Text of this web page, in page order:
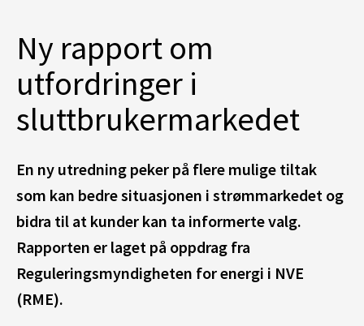
Ny rapport om
utfordringer i
sluttbrukermarkedet
En ny utredning peker på flere mulige tiltak
som kan bedre situasjonen i strømmarkedet og
bidra til at kunder kan ta informerte valg.
Rapporten er laget på oppdrag fra
Reguleringsmyndigheten for energi i NVE
(RME).